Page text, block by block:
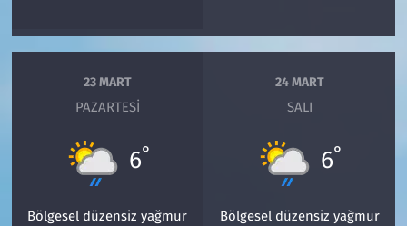
23 MART
PAZARTESI
6°
Bölgesel düzensiz yağmur
24 MART
SALI
6°
Bölgesel düzensiz yağmur